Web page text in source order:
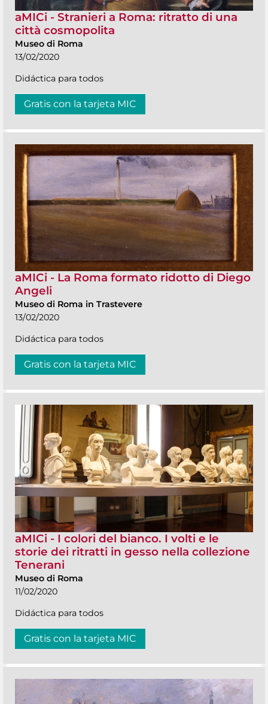
aMICi - Stranieri a Roma: ritratto di una
città cosmopolita
Museo di Roma
13/02/2020
Didáctica para todos
Gratis con la tarjeta MIC
aMICi - La Roma formato ridotto di Diego
Angeli
Museo di Roma in Trastevere
13/02/2020
Didáctica para todos
Gratis con la tarjeta MIC
aMICi - I colori del bianco. I volti e le
storie dei ritratti in gesso nella collezione
Tenerani
Museo di Roma
11/02/2020
Didáctica para todos
Gratis con la tarjeta MIC